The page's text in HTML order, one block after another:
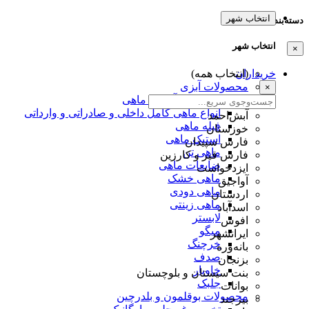
دسته‌بندی‌ها
×
خریداران
محصولات آبزی
تخم عمل آوردی ماهی
انواع ماهی کامل داخلی و صادراتی و وارداتی
فیله ماهی
استیک ماهی
ماهی تن
ضایعات ماهی
ماهی خشک
ماهی دودی
ماهی زینتی
لابستر
میگو
خرچنگ
صدف
خاویار
جلبک
محصولات بوقلمون و بلدرچین
انتخاب شهر
انتخاب شهر
(انتخاب همه)
×
آبش‌احمد
خوزستان
فارس سپیدان
فارس قیر و کارزین
ایزدخواست
آواجیق
اردستان
اسدآباد
افوس
ایرانشهر
بانه‌وره
بزنجان
بنت سیستان و بلوچستان
بوانات
بیرجند